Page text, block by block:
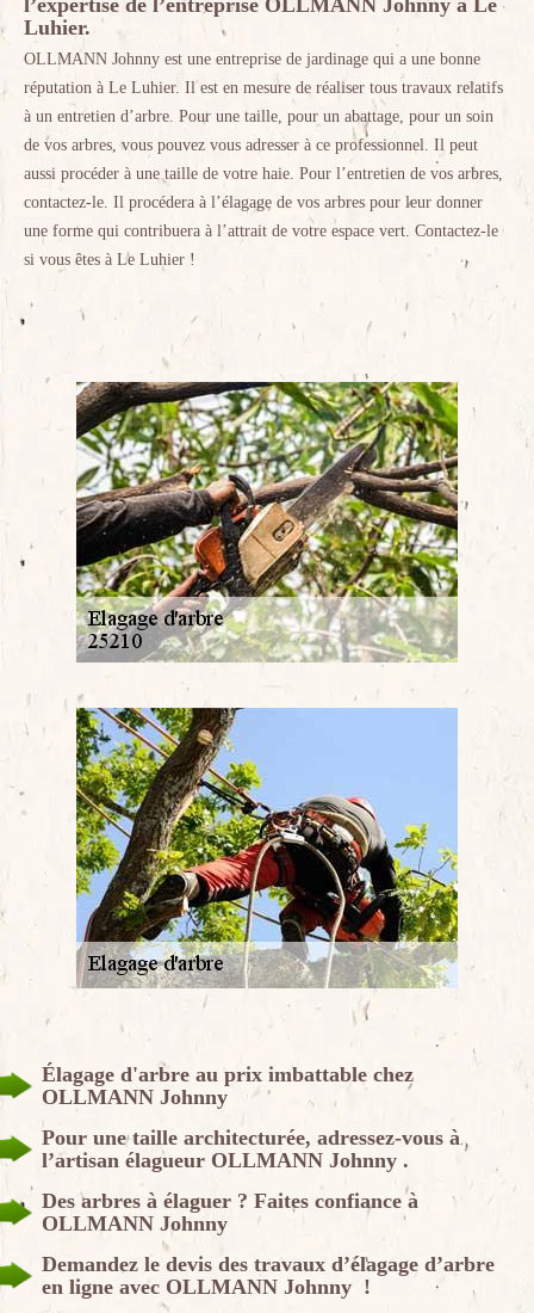
l’expertise de l’entreprise OLLMANN Johnny à Le
Luhier.
OLLMANN Johnny est une entreprise de jardinage qui a une bonne
réputation à Le Luhier. Il est en mesure de réaliser tous travaux relatifs
à un entretien d’arbre. Pour une taille, pour un abattage, pour un soin
de vos arbres, vous pouvez vous adresser à ce professionnel. Il peut
aussi procéder à une taille de votre haie. Pour l’entretien de vos arbres,
contactez-le. Il procédera à l’élagage de vos arbres pour leur donner
une forme qui contribuera à l’attrait de votre espace vert. Contactez-le
si vous êtes à Le Luhier !
Élagage d'arbre au prix imbattable chez
OLLMANN Johnny
Pour une taille architecturée, adressez-vous à
l’artisan élagueur OLLMANN Johnny .
Des arbres à élaguer ? Faites confiance à
OLLMANN Johnny
Demandez le devis des travaux d’élagage d’arbre
en ligne avec OLLMANN Johnny !